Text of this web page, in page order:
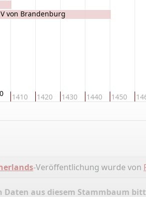
1410 1420 1430 1440 1450
von Brandenburg
-Veröffentlichung wurde von
Daten aus diesem Stammbaum